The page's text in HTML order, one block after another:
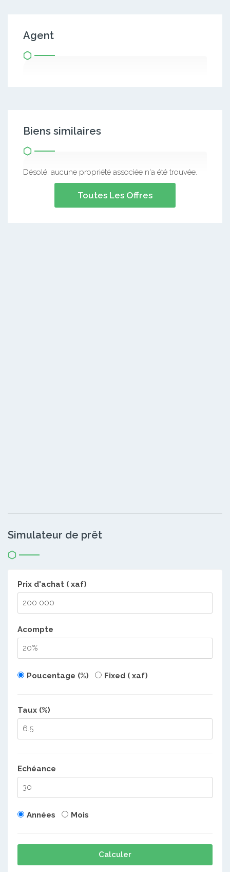
Agent
Biens similaires
Désolé, aucune propriété associée n'a été trouvée.
Toutes Les Offres
Simulateur de prêt
Prix d'achat ( xaf)
Acompte
Poucentage (%) Fixed ( xaf)
Taux (%)
Echéance
Années Mois
Calculer